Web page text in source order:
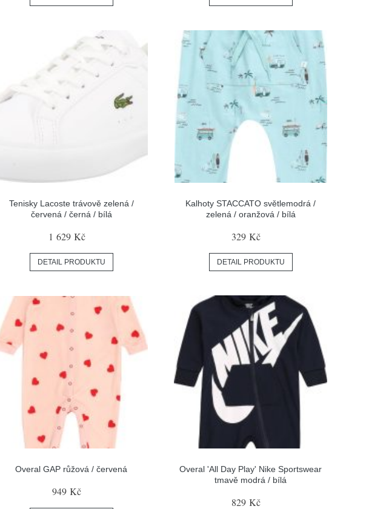
Tenisky Lacoste trávově zelená /
červená / černá / bílá
1 629 Kč
DETAIL PRODUKTU
Kalhoty STACCATO světlemodrá /
zelená / oranžová / bílá
329 Kč
DETAIL PRODUKTU
Overal GAP růžová / červená
949 Kč
Overal 'All Day Play' Nike Sportswear
tmavě modrá / bílá
829 Kč